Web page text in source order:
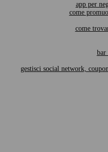
app per
come
come
bar
gestisci social network,